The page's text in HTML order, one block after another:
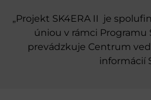
„Projekt SK4ERA II je
úniou v rámci Programu
prevádzkuje Centrum
informácií